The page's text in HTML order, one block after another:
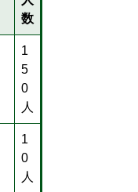
数
1
5
0
人
1
0
人